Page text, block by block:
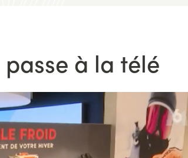
à la télé